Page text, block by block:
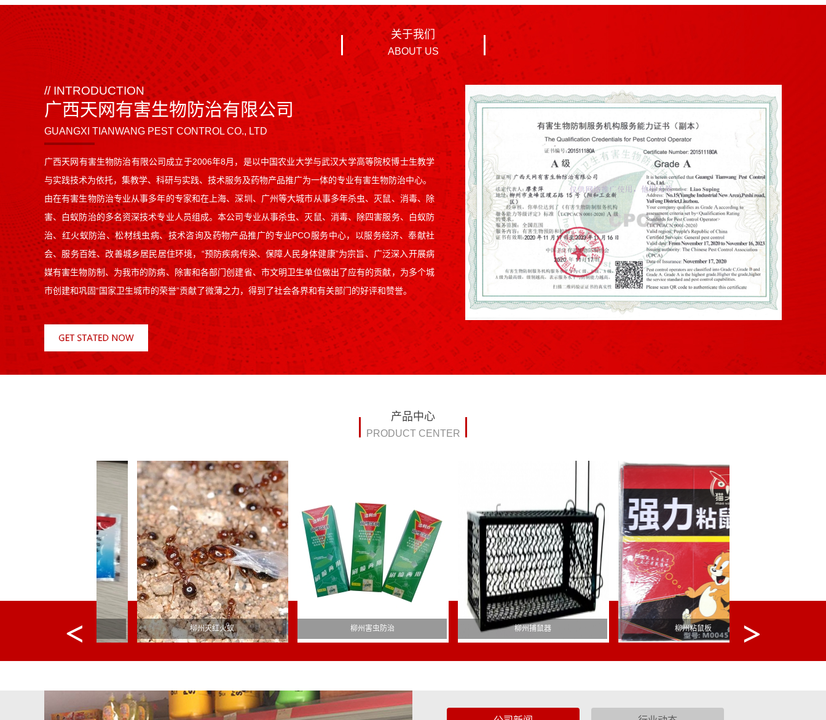
关于我们
ABOUT US
// INTRODUCTION
广西天网有害生物防治有限公司
GUANGXI TIANWANG PEST CONTROL CO., LTD
广西天网有害生物防治有限公司成立于2006年8月，是以中国农业大学与武汉大学高等院校博士生教学
与实践技术为依托，集教学、科研与实践、技术服务及药物产品推广为一体的专业有害生物防治中心。
由在有害生物防治专业从事多年的专家和在上海、深圳、广州等大城市从事多年杀虫、灭鼠、消毒、除
害、白蚁防治的多名资深技术专业人员组成。本公司专业从事杀虫、灭鼠、消毒、除四害服务、白蚁防
治、红火蚁防治、松材线虫病、技术咨询及药物产品推广的专业PCO服务中心，以服务经济、奉献社
会、服务百姓、改善城乡居民居住环境，“预防疾病传染、保障人民身体健康”为宗旨、广泛深入开展病
媒有害生物防制、为我市的防病、除害和各部门创建省、市文明卫生单位做出了应有的贡献，为多个城
市创建和巩固“国家卫生城市的荣誉”贡献了微薄之力，得到了社会各界和有关部门的好评和赞誉。
产品中心
PRODUCT CENTER
柳州灭红火蚁 柳州害虫防治 柳州捕鼠器 柳州粘鼠板